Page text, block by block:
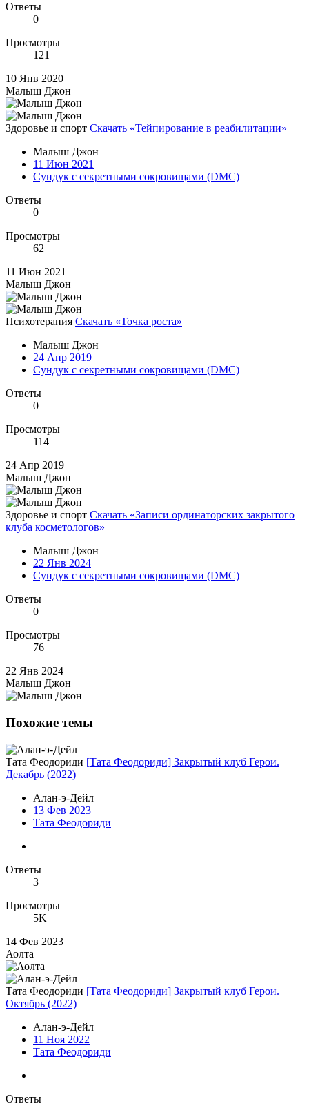
Ответы
0
Просмотры
121
10 Янв 2020
Малыш Джон
Здоровье и спорт Скачать «Тейпирование в реабилитации»
Малыш Джон
11 Июн 2021
Сундук с секретными сокровищами (DMC)
Ответы
0
Просмотры
62
11 Июн 2021
Малыш Джон
Психотерапия Скачать «Точка роста»
Малыш Джон
24 Апр 2019
Сундук с секретными сокровищами (DMC)
Ответы
0
Просмотры
114
24 Апр 2019
Малыш Джон
Здоровье и спорт Скачать «Записи ординаторских закрытого
клуба косметологов»
Малыш Джон
22 Янв 2024
Сундук с секретными сокровищами (DMC)
Ответы
0
Просмотры
76
22 Янв 2024
Малыш Джон
Похожие темы
Тата Феодориди [Тата Феодориди] Закрытый клуб Герои.
Декабрь (2022)
Алан-э-Дейл
13 Фев 2023
Тата Феодориди
Ответы
3
Просмотры
5K
14 Фев 2023
Аолта
Тата Феодориди [Тата Феодориди] Закрытый клуб Герои.
Октябрь (2022)
Алан-э-Дейл
11 Ноя 2022
Тата Феодориди
Ответы